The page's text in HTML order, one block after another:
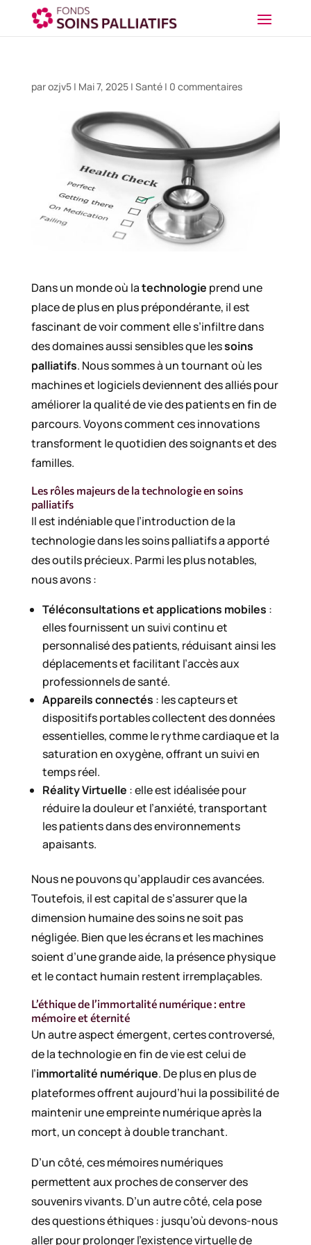
parozjv5| Mai 7, 2025| Santé| 0 commentaires
Dans un monde où latechnologie prend une
place de plus en plus prépondérante, il est
fascinant de voir comment elle s’infiltre dans
des domaines aussi sensibles que lessoins
palliatifs. Nous sommes à un tournant où les
machines et logiciels deviennent des alliés pour
améliorer la qualité de vie des patients en fin de
parcours. Voyons comment ces innovations
transforment le quotidien des soignants et des
familles.
Les rôles majeurs de la technologie en soins
palliatifs
Il est indéniable que l’introduction de la
technologie dans les soins palliatifs a apporté
des outils précieux. Parmi les plus notables,
nous avons :
Téléconsultations et applications mobiles :
elles fournissent un suivi continu et
personnalisé des patients, réduisant ainsi les
déplacements et facilitant l’accès aux
professionnels de santé.
Appareils connectés : les capteurs et
dispositifs portables collectent des données
essentielles, comme le rythme cardiaque et la
saturation en oxygène, offrant un suivi en
temps réel.
Réality Virtuelle : elle est idéalisée pour
réduire la douleur et l’anxiété, transportant
les patients dans des environnements
apaisants.
Nous ne pouvons qu’applaudir ces avancées.
Toutefois, il est capital de s’assurer que la
dimension humaine des soins ne soit pas
négligée. Bien que les écrans et les machines
soient d’une grande aide, la présence physique
et le contact humain restent irremplaçables.
L’éthique de l’immortalité numérique : entre
mémoire et éternité
Un autre aspect émergent, certes controversé,
de la technologie en fin de vie est celui de
l’immortalité numérique. De plus en plus de
plateformes offrent aujourd’hui la possibilité de
maintenir une empreinte numérique après la
mort, un concept à double tranchant.
D’un côté, ces mémoires numériques
permettent aux proches de conserver des
souvenirs vivants. D’un autre côté, cela pose
des questions éthiques : jusqu’où devons-nous
aller pour prolonger l’existence virtuelle de